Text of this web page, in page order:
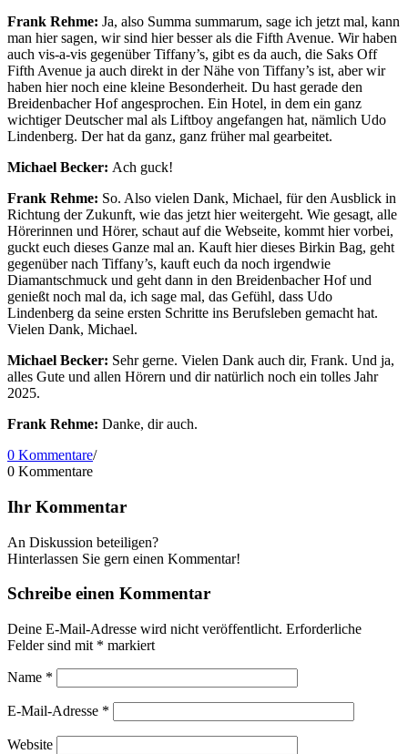
Frank Rehme: Ja, also Summa summarum, sage ich jetzt mal, kann
man hier sagen, wir sind hier besser als die Fifth Avenue. Wir haben
auch vis-a-vis gegenüber Tiffany’s, gibt es da auch, die Saks Off
Fifth Avenue ja auch direkt in der Nähe von Tiffany’s ist, aber wir
haben hier noch eine kleine Besonderheit. Du hast gerade den
Breidenbacher Hof angesprochen. Ein Hotel, in dem ein ganz
wichtiger Deutscher mal als Liftboy angefangen hat, nämlich Udo
Lindenberg. Der hat da ganz, ganz früher mal gearbeitet.
Michael Becker: Ach guck!
Frank Rehme: So. Also vielen Dank, Michael, für den Ausblick in
Richtung der Zukunft, wie das jetzt hier weitergeht. Wie gesagt, alle
Hörerinnen und Hörer, schaut auf die Webseite, kommt hier vorbei,
guckt euch dieses Ganze mal an. Kauft hier dieses Birkin Bag, geht
gegenüber nach Tiffany’s, kauft euch da noch irgendwie
Diamantschmuck und geht dann in den Breidenbacher Hof und
genießt noch mal da, ich sage mal, das Gefühl, dass Udo
Lindenberg da seine ersten Schritte ins Berufsleben gemacht hat.
Vielen Dank, Michael.
Michael Becker: Sehr gerne. Vielen Dank auch dir, Frank. Und ja,
alles Gute und allen Hörern und dir natürlich noch ein tolles Jahr
2025.
Frank Rehme: Danke, dir auch.
0 Kommentare/
0 Kommentare
Ihr Kommentar
An Diskussion beteiligen?
Hinterlassen Sie gern einen Kommentar!
Schreibe einen Kommentar
Deine E-Mail-Adresse wird nicht veröffentlicht. Erforderliche
Felder sind mit * markiert
Name *
E-Mail-Adresse *
Website